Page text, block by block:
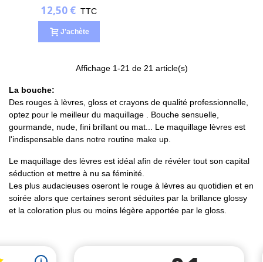
12,50 € TTC
J'achète
Affichage 1-21 de 21 article(s)
La bouche:
Des rouges à lèvres, gloss et crayons de qualité professionnelle,
optez pour le meilleur du maquillage . Bouche sensuelle,
gourmande, nude, fini brillant ou mat... Le maquillage lèvres est
l'indispensable dans notre routine make up.
Le maquillage des lèvres est idéal afin de révéler tout son capital
séduction et mettre à nu sa féminité.
Les plus audacieuses oseront le rouge à lèvres au quotidien et en
soirée alors que certaines seront séduites par la brillance glossy
et la coloration plus ou moins légère apportée par le gloss.